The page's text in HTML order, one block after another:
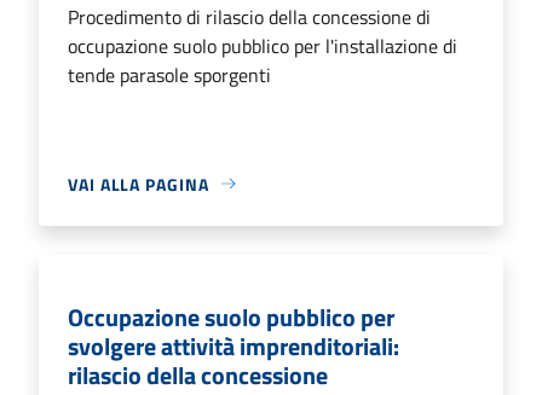
Procedimento di rilascio della concessione di
occupazione suolo pubblico per l'installazione di
tende parasole sporgenti
VAI ALLA PAGINA
Occupazione suolo pubblico per
svolgere attività imprenditoriali:
rilascio della concessione